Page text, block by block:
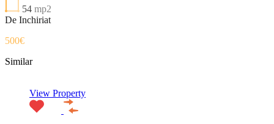
54 mp2
De Inchiriat
500€
Similar
View Property